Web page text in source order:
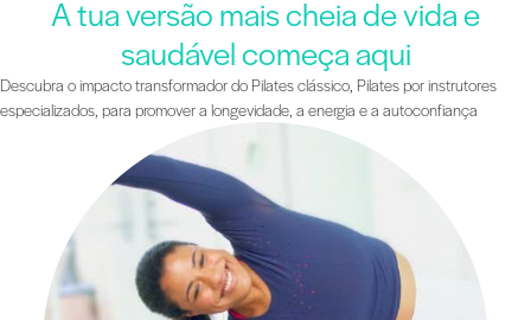
A tua versão mais cheia de vida e
saudável começa aqui
Descubra o impacto transformador do Pilates clássico, Pilates por instrutores
especializados, para promover a longevidade, a energia e a autoconfiança